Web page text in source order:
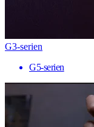
G3-serien
G5-serien